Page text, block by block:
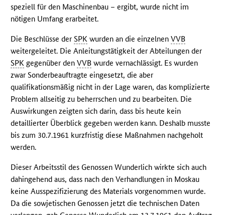
speziell für den Maschinenbau – ergibt, wurde nicht im
nötigen Umfang erarbeitet.
Die Beschlüsse derSPK wurden an die einzelnenVVB
weitergeleitet. Die Anleitungstätigkeit der Abteilungen der
SPK gegenüber denVVB wurde vernachlässigt. Es wurden
zwar Sonderbeauftragte eingesetzt, die aber
qualifikationsmäßig nicht in der Lage waren, das komplizierte
Problem allseitig zu beherrschen und zu bearbeiten. Die
Auswirkungen zeigten sich darin, dass bis heute kein
detaillierter Überblick gegeben werden kann. Deshalb musste
bis zum 30.7.1961 kurzfristig diese Maßnahmen nachgeholt
werden.
Dieser Arbeitsstil des Genossen Wunderlich wirkte sich auch
dahingehend aus, dass nach den Verhandlungen in Moskau
keine Ausspezifizierung des Materials vorgenommen wurde.
Da die sowjetischen Genossen jetzt die technischen Daten